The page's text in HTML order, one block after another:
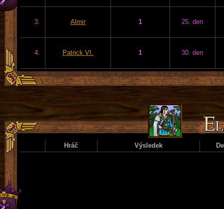
3. Almir 1 25. den
4. Patrick VI. 1 30. den
Hráč Výsledek